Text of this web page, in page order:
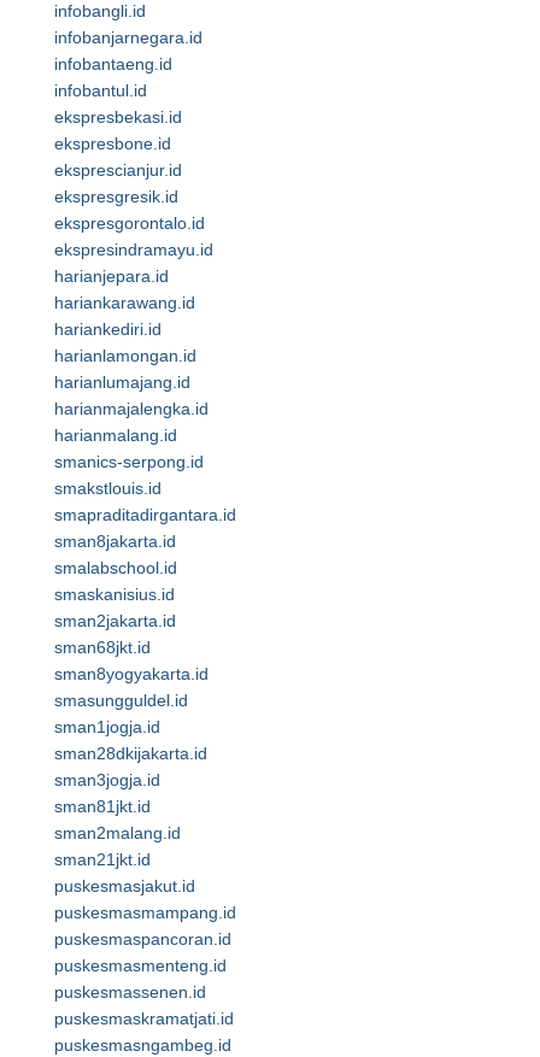
infobangli.id
infobanjarnegara.id
infobantaeng.id
infobantul.id
ekspresbekasi.id
ekspresbone.id
eksprescianjur.id
ekspresgresik.id
ekspresgorontalo.id
ekspresindramayu.id
harianjepara.id
hariankarawang.id
hariankediri.id
harianlamongan.id
harianlumajang.id
harianmajalengka.id
harianmalang.id
smanics-serpong.id
smakstlouis.id
smapraditadirgantara.id
sman8jakarta.id
smalabschool.id
smaskanisius.id
sman2jakarta.id
sman68jkt.id
sman8yogyakarta.id
smasungguldel.id
sman1jogja.id
sman28dkijakarta.id
sman3jogja.id
sman81jkt.id
sman2malang.id
sman21jkt.id
puskesmasjakut.id
puskesmasmampang.id
puskesmaspancoran.id
puskesmasmenteng.id
puskesmassenen.id
puskesmaskramatjati.id
puskesmasngambeg.id